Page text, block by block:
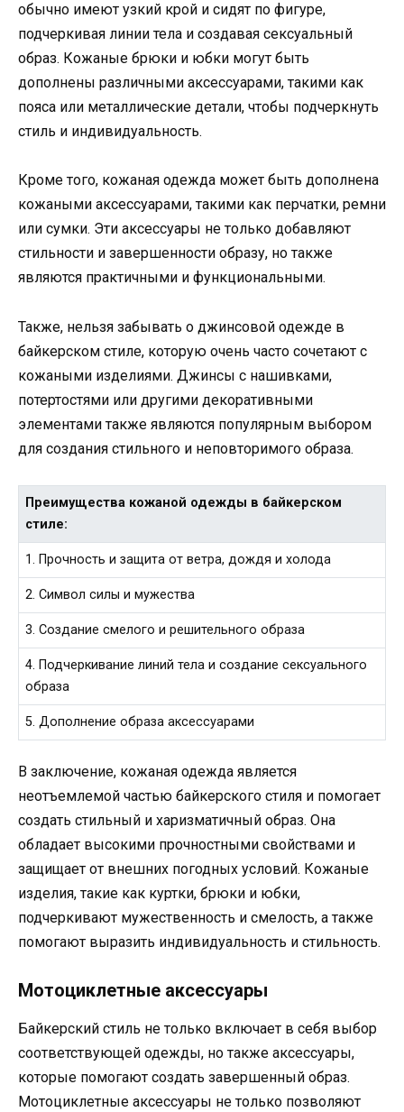
обычно имеют узкий крой и сидят по фигуре,
подчеркивая линии тела и создавая сексуальный
образ. Кожаные брюки и юбки могут быть
дополнены различными аксессуарами, такими как
пояса или металлические детали, чтобы подчеркнуть
стиль и индивидуальность.
Кроме того, кожаная одежда может быть дополнена
кожаными аксессуарами, такими как перчатки, ремни
или сумки. Эти аксессуары не только добавляют
стильности и завершенности образу, но также
являются практичными и функциональными.
Также, нельзя забывать о джинсовой одежде в
байкерском стиле, которую очень часто сочетают с
кожаными изделиями. Джинсы с нашивками,
потертостями или другими декоративными
элементами также являются популярным выбором
для создания стильного и неповторимого образа.
Преимущества кожаной одежды в байкерском
стиле:
1. Прочность и защита от ветра, дождя и холода
2. Символ силы и мужества
3. Создание смелого и решительного образа
4. Подчеркивание линий тела и создание сексуального
образа
5. Дополнение образа аксессуарами
В заключение, кожаная одежда является
неотъемлемой частью байкерского стиля и помогает
создать стильный и харизматичный образ. Она
обладает высокими прочностными свойствами и
защищает от внешних погодных условий. Кожаные
изделия, такие как куртки, брюки и юбки,
подчеркивают мужественность и смелость, а также
помогают выразить индивидуальность и стильность.
Мотоциклетные аксессуары
Байкерский стиль не только включает в себя выбор
соответствующей одежды, но также аксессуары,
которые помогают создать завершенный образ.
Мотоциклетные аксессуары не только позволяют